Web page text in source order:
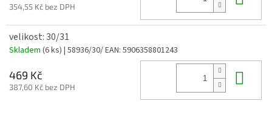
354,55 Kč bez DPH
velikost: 30/31
Skladem (6 ks) | 58936/30/EAN: 5906358801243
469 Kč
387,60 Kč bez DPH